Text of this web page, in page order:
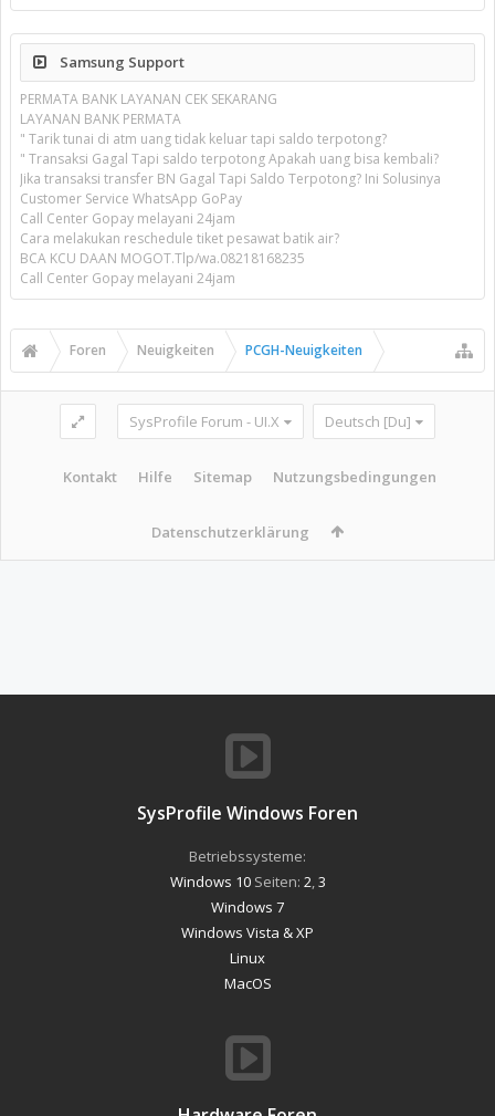
Samsung Support
PERMATA BANK LAYANAN CEK SEKARANG
LAYANAN BANK PERMATA
" Tarik tunai di atm uang tidak keluar tapi saldo terpotong?
" Transaksi Gagal Tapi saldo terpotong Apakah uang bisa kembali?
Jika transaksi transfer BN Gagal Tapi Saldo Terpotong? Ini Solusinya
Customer Service WhatsApp GoPay
Call Center Gopay melayani 24jam
Cara melakukan reschedule tiket pesawat batik air?
BCA KCU DAAN MOGOT.Tlp/wa.08218168235
Call Center Gopay melayani 24jam
Foren Neuigkeiten PCGH-Neuigkeiten
SysProfile Forum - UI.X Deutsch [Du]
Kontakt Hilfe Sitemap Nutzungsbedingungen
Datenschutzerklärung
SysProfile Windows Foren
Betriebssysteme:
Windows 10Seiten: 2 3
Windows 7
Windows Vista & XP
Linux
MacOS